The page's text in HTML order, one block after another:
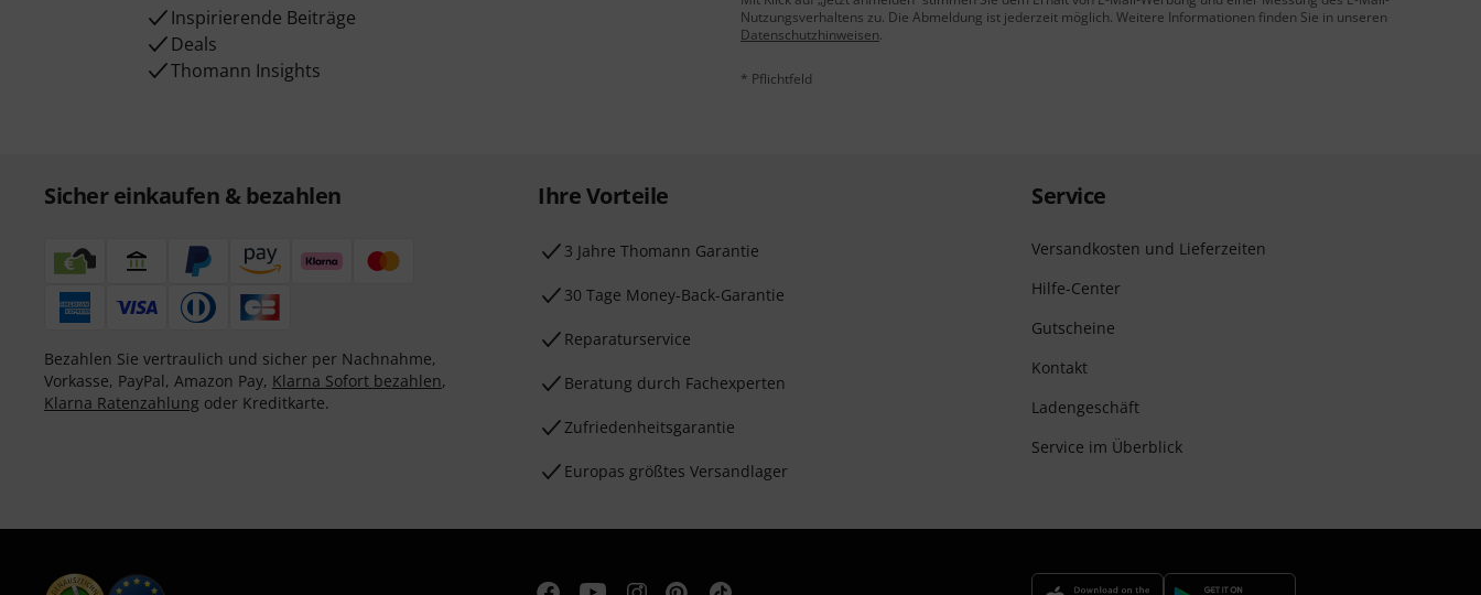
Inspirierende Beiträge
Deals
Thomann Insights
Nutzungsverhaltens zu. Die Abmeldung ist jederzeit möglich. Weitere Informationen finden Sie in unseren
Datenschutzhinweisen.
* Pflichtfeld
Sicher einkaufen & bezahlen
Bezahlen Sie vertraulich und sicher per Nachnahme,
Vorkasse, PayPal, Amazon Pay, Klarna Sofort bezahlen,
Klarna Ratenzahlung oder Kreditkarte.
Ihre Vorteile
3 Jahre Thomann Garantie
30 Tage Money-Back-Garantie
Reparaturservice
Beratung durch Fachexperten
Zufriedenheitsgarantie
Europas größtes Versandlager
Service
Versandkosten und Lieferzeiten
Hilfe-Center
Gutscheine
Kontakt
Ladengeschäft
Service im Überblick